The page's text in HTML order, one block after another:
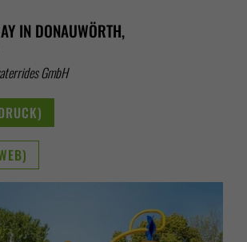
IN DONAUWÖRTH,
GmbH